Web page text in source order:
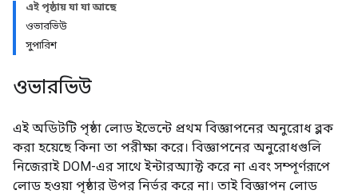
এই পৃষ্ঠায় যা যা আছে
ওভারভিউ
সুপারিশ
ওভারভিউ
এই অডিটটি পৃষ্ঠা লোড ইভেন্টে প্রথম বিজ্ঞাপনের অনুরোধ ব্লক
করা হয়েছে কিনা তা পরীক্ষা করে। বিজ্ঞাপনের অনুরোধগুলি
নিজেরাই DOM-এর সাথে ইন্টারঅ্যাক্ট করে না এবং সম্পূর্ণরূপে
লোড হওয়া পৃষ্ঠার উপর নির্ভর করে না। তাই বিজ্ঞাপন লোড